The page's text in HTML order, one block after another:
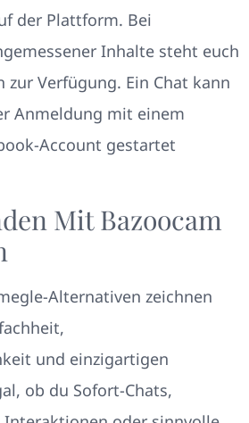
der Plattform. Bei
Inhalte steht euch
Verfügung. Ein Chat kann
Anmeldung mit einem
Account gestartet
Mit Bazoocam
Alternativen zeichnen
und einzigartigen
ob du Sofort-Chats,